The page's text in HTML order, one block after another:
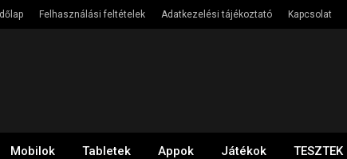
Felhasználási feltételek Adatkezelési tájékoztató Kapcsolat
Mobilok Tabletek Appok Játékok TESZTEK